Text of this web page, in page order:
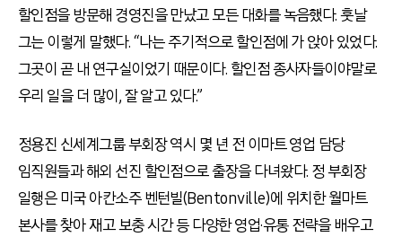
할인점을 방문해 경영진을 만났고 모든 대화를 녹음했다. 훗날
그는 이렇게 말했다. “나는 주기적으로 할인점에 가 앉아 있었다.
그곳이 곧 내 연구실이었기 때문이다. 할인점 종사자들이야말로
우리 일을 더 많이, 잘 알고 있다.”
정용진 신세계그룹 부회장 역시 몇 년 전 이마트 영업 담당
임직원들과 해외 선진 할인점으로 출장을 다녀왔다. 정 부회장
일행은 미국 아칸소주 벤턴빌(Bentonville)에 위치한 월마트
본사를 찾아 재고 보충 시간 등 다양한 영업·유통 전략을 배우고